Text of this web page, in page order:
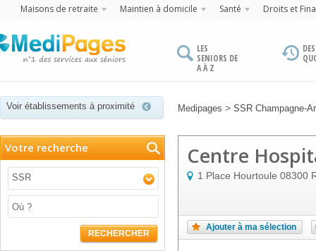
Maisons de retraite Maintien à domicile Santé Droits et
LES
SENIORS DE
A À Z
Voir établissements à proximité Medipages > SSR Champagne-
Votre recherche
SSR
RECHERCHER
Centre
1 Place Hourtoule 08300
Ajouter à ma sélection